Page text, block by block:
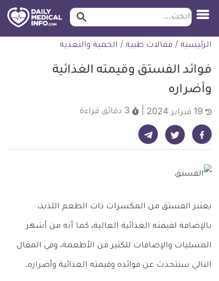
التخطي
للمحتوى
طبية
ابحث ابحث…
الرئيسية / مقالات طبية / الحمية والتغذية
فوائد الفستق وقيمته الغذائية
وأضراره
3 دقائق قراءة
شارك على فيسبوك - ديلي ميديكال انفو شارك على تويتر - ديلي ميديكال انفو شارك على تيليجرام - ديلي ميديكال انفو
يعتبر الفستق من المكسرات ذات الطعم اللذيذ،
بالإضافة لقيمته الغذائية العالية، كما أنه من أشهر
المسليات والإضافات للكثير من الأطعمة، وفي المقال
التالي سنتحدث عن فوائده وقيمته الغذائية وأضراره.